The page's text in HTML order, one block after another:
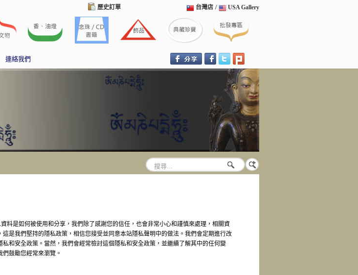
歷史訂單 USA Gallery
/
台灣店
連絡我們
料是如何被使用和分享，我們除了感謝您的信任，也會非常小心和謹慎來處理，相關資
這是我們堅持的隱私政策，相信您接受並同意本站隱私聲明中的做法。我們會定期進行改
私和安全政策。當然，我們會經常檢討這個隱私和安全政策，並繼續了解其中的任何變
鼓勵您經常來瀏覽。